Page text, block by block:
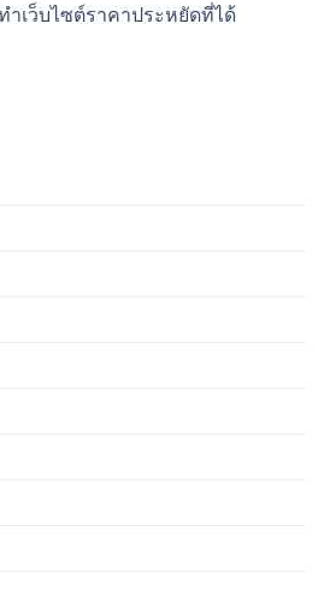
ำเว็บไซต์ราคาประหยัดที่ได้